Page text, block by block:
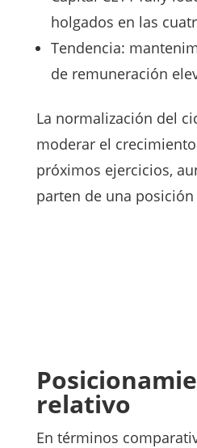
holgados en las
Tendencia:
de remuneración
La normalización del
moderar el
próximos ejercicios,
parten de una
relativo
En términos